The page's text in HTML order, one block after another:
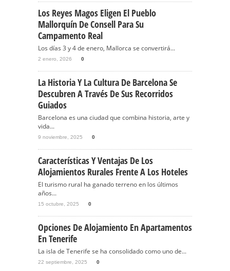
Los Reyes Magos Eligen El Pueblo
Mallorquín De Consell Para Su
Campamento Real
Los días 3 y 4 de enero, Mallorca se convertirá...
2 enero, 2026 0
La Historia Y La Cultura De Barcelona Se
Descubren A Través De Sus Recorridos
Guiados
Barcelona es una ciudad que combina historia, arte y
vida...
9 noviembre, 2025 0
Características Y Ventajas De Los
Alojamientos Rurales Frente A Los Hoteles
El turismo rural ha ganado terreno en los últimos
años...
15 octubre, 2025 0
Opciones De Alojamiento En Apartamentos
En Tenerife
La isla de Tenerife se ha consolidado como uno de...
22 septiembre, 2025 0